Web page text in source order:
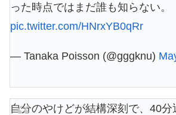
った時点ではまだ誰も知らない。
pic.twitter.com/HNrxYB0qRr
— Tanaka Poisson (@gggknu)
自分のやけどが結構深刻で、40